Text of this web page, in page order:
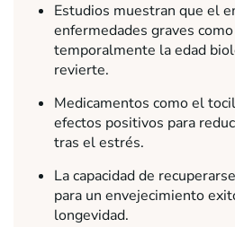
Estudios muestran que el
enfermedades graves
temporalmente la edad
revierte.
Medicamentos como el
efectos positivos para
tras el estrés.
La capacidad de
para un envejecimiento
longevidad.